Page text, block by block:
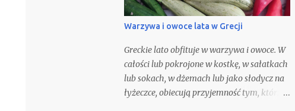
Warzywa i owoce lata w Grecji
Greckie lato obfituje w warzywa i owoce. W
całości lub pokrojone w kostkę, w sałatkach
lub sokach, w dżemach lub jako słodycz na
łyżeczce, obiecują przyjemność tym, którzy